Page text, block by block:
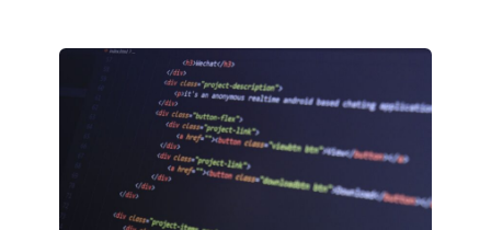
ПОЛЕЗНЫХ
ИНСТРУМЕНТОВ
ДЛЯ
РАБОТЫ